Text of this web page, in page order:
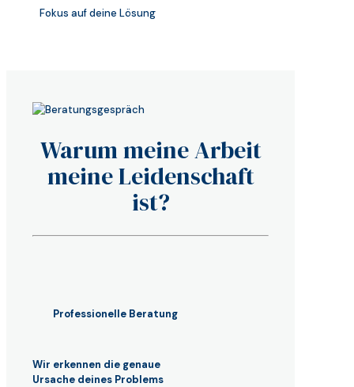
Fokus auf deine Lösung
Warum meine Arbeit
meine Leidenschaft
ist?
Professionelle Beratung
Wir erkennen die genaue
Ursache deines Problems